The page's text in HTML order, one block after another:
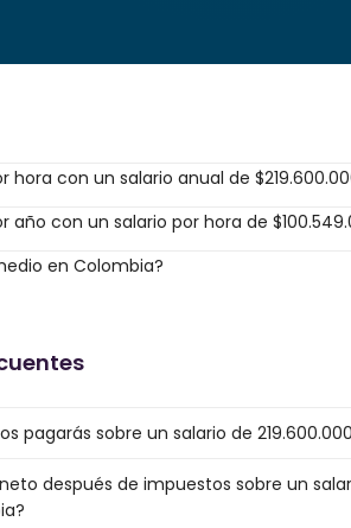
hora con un salario anual de
año con un salario por hora de
en Colombia?
pagarás sobre un salario de
después de impuestos sobre un